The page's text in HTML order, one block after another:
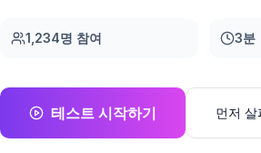
1,234명 참여 3분
테스트 시작하기 먼저 살